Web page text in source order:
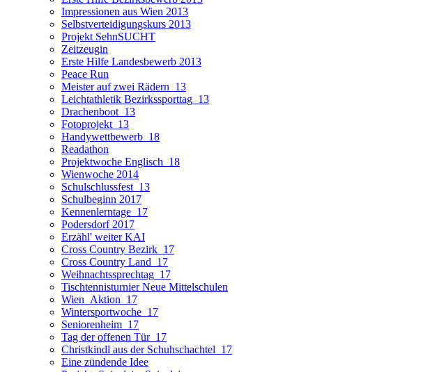
Impressionen aus Wien 2013
Selbstverteidigungskurs 2013
Projekt SehnSUCHT
Zeitzeugin
Erste Hilfe Landesbewerb 2013
Peace Run
Meister auf zwei Rädern_13
Leichtathletik Bezirkssporttag_13
Drachenboot_13
Fotoprojekt_13
Handywettbewerb_18
Readathon
Projektwoche Englisch_18
Wienwoche 2014
Schulschlussfest_13
Schulbeginn 2017
Kennenlerntage_17
Podersdorf 2017
Erzähl' weiter KAI
Cross Country Bezirk_17
Cross Country Land_17
Weihnachtssprechtag_17
Tischtennisturnier Neue Mittelschulen
Wien_Aktion_17
Wintersportwoche_17
Seniorenheim_17
Tag der offenen Tür_17
Christkindl aus der Schuhschachtel_17
Eine zündende Idee